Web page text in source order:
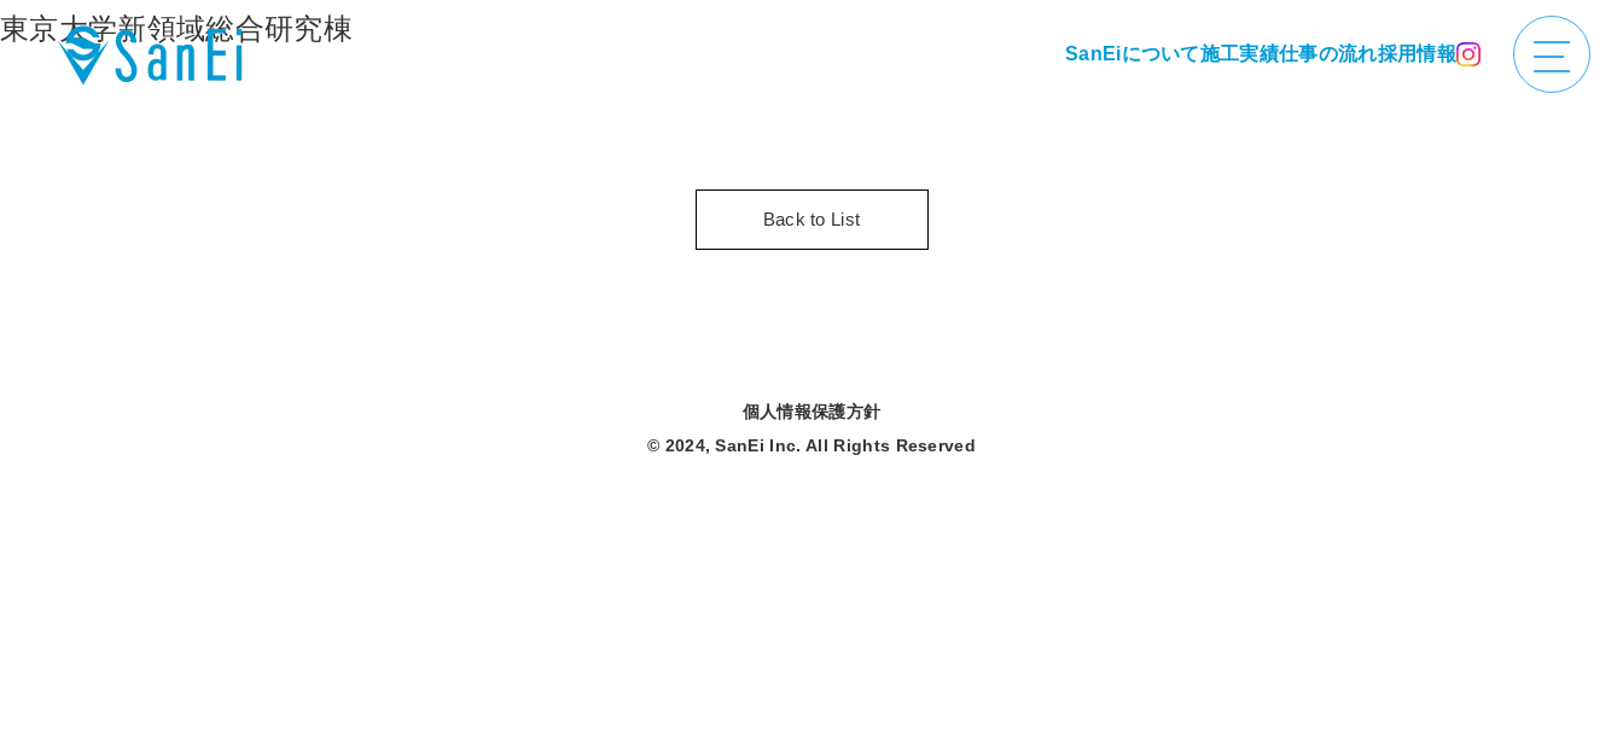
SanEiについて施工実績仕事の流れ採用情報
東京大学新領域総合研究棟
Back to List
個人情報保護方針
© 2024, SanEi Inc. All Rights Reserved